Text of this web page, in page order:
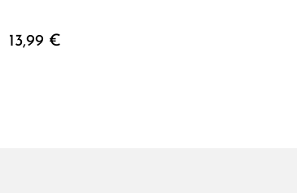
13,99 €